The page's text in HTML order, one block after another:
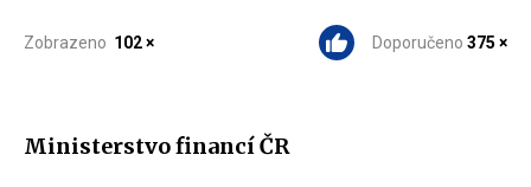
Zobrazeno 102 × Doporučeno 375 ×
Ministerstvo financí ČR